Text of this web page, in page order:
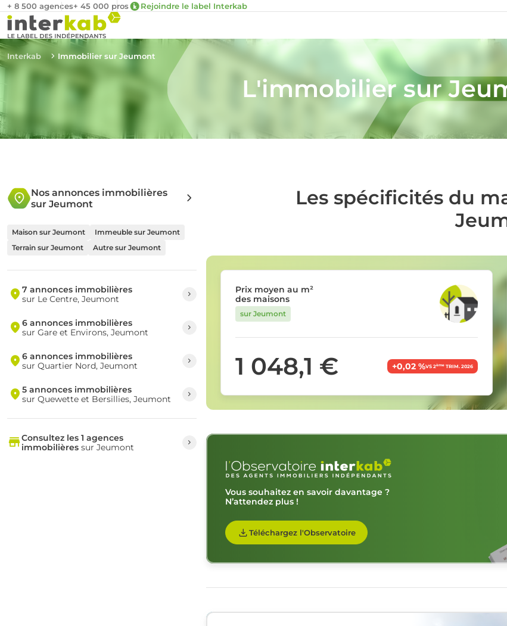
+ 8 500 agences+ 45 000 pros Rejoindre le label Interkab
Interkab Immobilier sur Jeumont
L'immobilier sur
Nos annonces immobilières
sur Jeumont
Maison sur Jeumont
Immeuble sur Jeumont
Terrain sur Jeumont
Autre sur Jeumont
7 annonces immobilières
sur Le Centre, Jeumont
6 annonces immobilières
sur Gare et Environs, Jeumont
6 annonces immobilières
sur Quartier Nord, Jeumont
5 annonces immobilières
sur Quewette et Bersillies, Jeumont
Consultez les 1 agences
immobilièressur Jeumont
Les spécificités du
Prix moyen au m²
des maisons
sur Jeumont
1 048,1 € +0,02 %VS 2ème TRIM. 2026
Vous souhaitez en savoir davantage ?
N’attendez plus !
Téléchargez l'Observatoire